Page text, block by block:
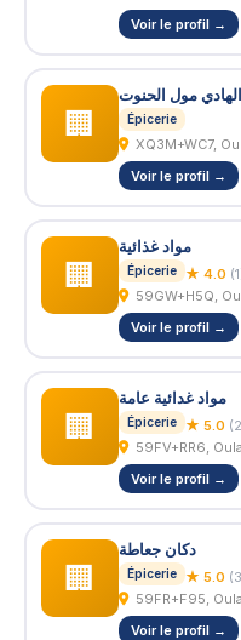
Voir le profil →
🏢
مول الحنوت
Épicerie
XQ3M+WC7,
Voir le profil →
🏢
مواد غذائية
Épicerie ★ 4.0
59GW+H5Q,
Voir le profil →
🏢
مواد غدائية عامة
Épicerie ★ 5.0
59FV+RR6,
Voir le profil →
🏢
دكان جعاطة
Épicerie ★ 5.0
59FR+F95,
Voir le profil →